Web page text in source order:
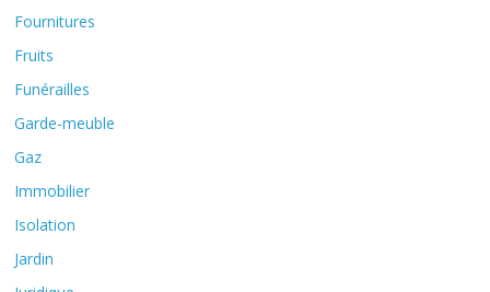
Fournitures
Fruits
Funérailles
Garde-meuble
Gaz
Immobilier
Isolation
Jardin